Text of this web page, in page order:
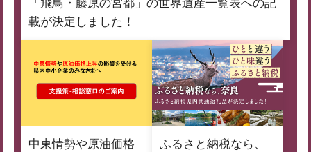
「飛鳥・藤原の宮都」の世界遺産一覧表への記
載が決定しました！
中東情勢や原油価格
ふるさと納税なら、